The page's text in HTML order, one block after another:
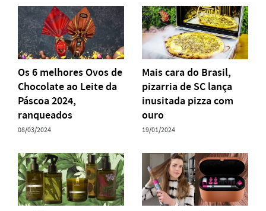
Os 6 melhores Ovos de
Chocolate ao Leite da
Páscoa 2024,
ranqueados
08/03/2024
Mais cara do Brasil,
pizarria de SC lança
inusitada pizza com
ouro
19/01/2024